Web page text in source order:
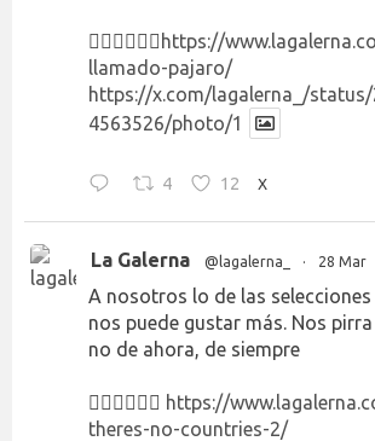
👉🏻👉🏻👉🏻 https://
llamado-pajaro/
https://x.com/lagalerna_/status/
4563526/photo/1
4 12 X
La Galerna @lagalerna_ · 28 Mar
A nosotros lo de las
nos puede gustar más. Nos
no de ahora, de siempre
👉🏻👉🏻👉🏻 https://
theres-no-countries-2/